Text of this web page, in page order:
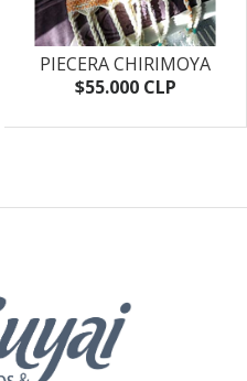
PIECERA CHIRIMOYA
$55.000 CLP